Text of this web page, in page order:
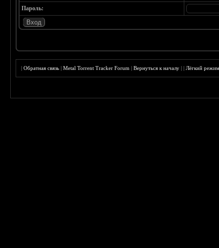
Пароль:
|Обратная связь |Metal Torrent Tracker Forum |Вернуться к началу ||Лёгкий